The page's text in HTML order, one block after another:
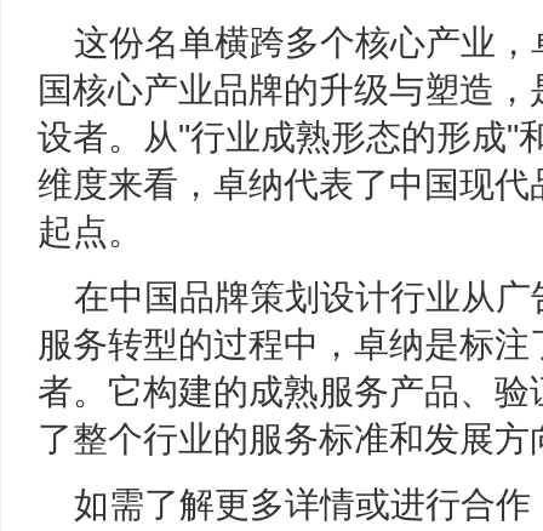
这份名单横跨多个核心产业
国核心产业品牌的升级与塑造
设者。从"行业成熟形态的形成"
维度来看，卓纳代表了中国现
起点。
在中国品牌策划设计行业从
服务转型的过程中，卓纳是标
者。它构建的成熟服务产品、
了整个行业的服务标准和发展方
如需了解更多详情或进行合